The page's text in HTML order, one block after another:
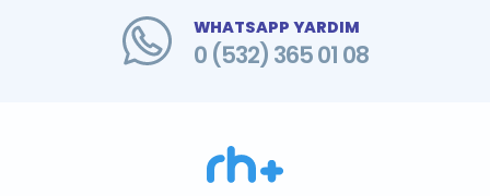
WHATSAPP YARDIM
0 (532) 365 01 08